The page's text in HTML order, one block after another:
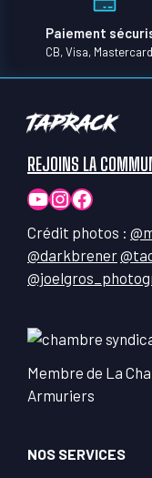
Paiement
CB, Visa, Mastercard
TapRack
REJOINS LA
YouTube
Instagram
Facebook
Crédit photos :
@darkbrener
Membre de La
Armuriers
NOS SERVICES